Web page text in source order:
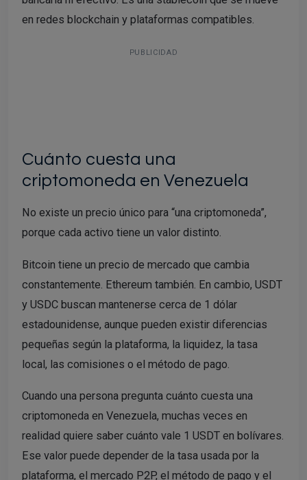
en redes blockchain y plataformas compatibles.
PUBLICIDAD
Cuánto cuesta una
criptomoneda en Venezuela
No existe un precio único para “una criptomoneda”,
porque cada activo tiene un valor distinto.
Bitcoin tiene un precio de mercado que cambia
constantemente. Ethereum también. En cambio, USDT
y USDC buscan mantenerse cerca de 1 dólar
estadounidense, aunque pueden existir diferencias
pequeñas según la plataforma, la liquidez, la tasa
local, las comisiones o el método de pago.
Cuando una persona pregunta cuánto cuesta una
criptomoneda en Venezuela, muchas veces en
realidad quiere saber cuánto vale 1 USDT en bolívares.
Ese valor puede depender de la tasa usada por la
plataforma, el mercado P2P, el método de pago y el